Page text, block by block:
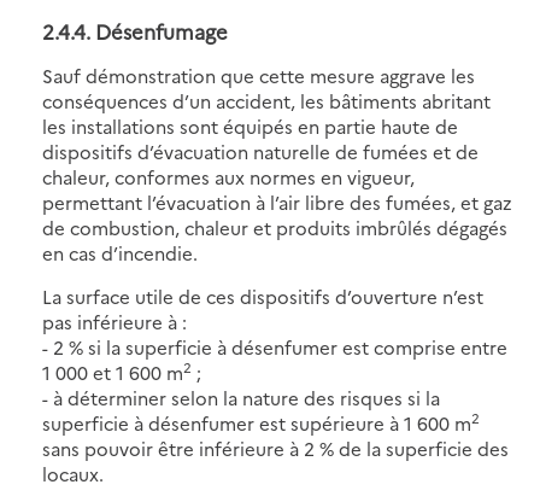
2.4.4. Désenfumage
Sauf démonstration que cette mesure aggrave les
conséquences d’un accident, les bâtiments abritant
les installations sont équipés en partie haute de
dispositifs d’évacuation naturelle de fumées et de
chaleur, conformes aux normes en vigueur,
permettant l’évacuation à l’air libre des fumées, et gaz
de combustion, chaleur et produits imbrûlés dégagés
en cas d’incendie.
La surface utile de ces dispositifs d’ouverture n’est
pas inférieure à :
- 2 % si la superficie à désenfumer est comprise entre
1 000 et 1 600 m2 ;
- à déterminer selon la nature des risques si la
superficie à désenfumer est supérieure à 1 600 m2
sans pouvoir être inférieure à 2 % de la superficie des
locaux.